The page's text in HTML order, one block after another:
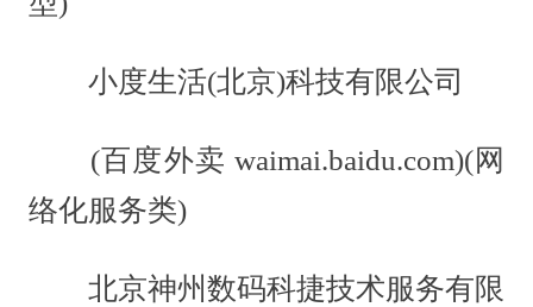
小度生活(北京)科技有限公司
(百度外卖 waimai.baidu.com)(网
络化服务类)
北京神州数码科捷技术服务有限